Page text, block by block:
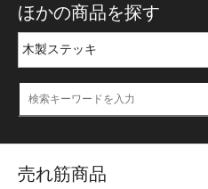
ほかの商品を探す
売れ筋商品